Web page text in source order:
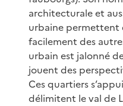
architecturale et
urbaine permettent
facilement des
urbain est jalonné
jouent des
Ces quartiers
délimitent le val de